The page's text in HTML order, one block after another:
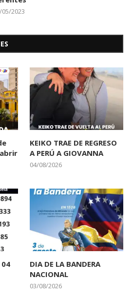
05/2023
KEIKO TRAE DE REGRESO
A PERÚ A GIOVANNA
04/08/2026
DIA DE LA BANDERA
NACIONAL
03/08/2026